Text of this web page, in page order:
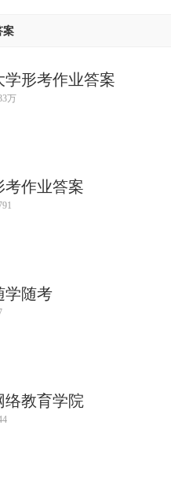
案
学形考作业答案
万
考作业答案
学随考
络教育学院